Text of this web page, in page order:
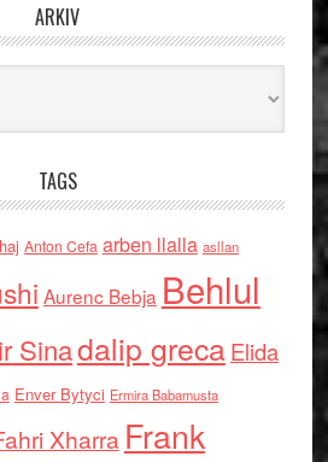
ARKIV
TAGS
Anton Cefa arben llalla asllan
Aurenc Bebja Behlul
Sinadalip grecaElida
Enver Bytyci Ermira Babamusta
Xharra Frank